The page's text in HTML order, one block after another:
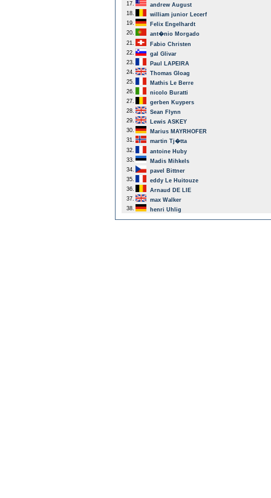
17.
andrew August
18.
william junior Lecerf
19.
Felix Engelhardt
20.
ant�nio Morgado
21.
Fabio Christen
22.
gal Glivar
23.
Paul LAPEIRA
24.
Thomas Gloag
25.
Mathis Le Berre
26.
nicolo Buratti
27.
gerben Kuypers
28.
Sean Flynn
29.
Lewis ASKEY
30.
Marius MAYRHOFER
31.
martin Tj�tta
32.
antoine Huby
33.
Madis Mihkels
34.
pavel Bittner
35.
eddy Le Huitouze
36.
Arnaud DE LIE
37.
max Walker
38.
henri Uhlig